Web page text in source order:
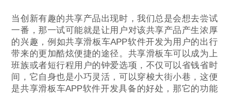
当创新有趣的共享产品出现时，我们总是会想去尝试
一番，那一试可能就是让用户对该共享产品产生浓厚
的兴趣，例如共享滑板车APP软件开发为用户的出行
带来的更加酷炫便捷的途径。共享滑板车可以成为上
班族或者短行程用户的钟爱选项，不仅可以省钱省时
间，它自身也是小巧灵活，可以穿梭大街小巷，这便
是共享滑板车APP软件开发具备的好处，那它的功能